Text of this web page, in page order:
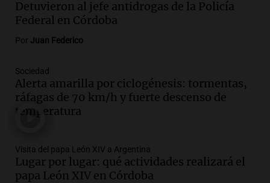
centro de esquí Penitentes Park tras
siete años de cierre por falta de nieve
Episodios
ley Joaquín.
Viva la Radio Rosario
Episodios
de hacienda: “Las tecnologías no
reemplazan el contacto con la gente”
La Argentina, hoy
Detuvieron al jefe antidrogas de la Policía
Federal en Córdoba
Por Juan Federico
Sociedad
Alerta amarilla por ciclogénesis: tormentas,
ráfagas de 70 km/h y fuerte descenso de
temperatura
Visita del papa León XIV a Argentina
Lugar por lugar: qué actividades realizará el
papa León XIV en Córdoba